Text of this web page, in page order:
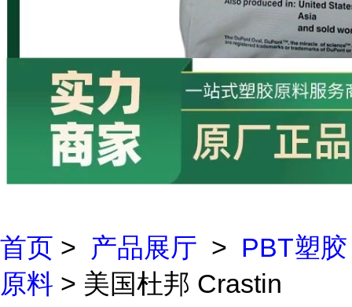
首页 > 产品展厅 > PBT塑胶
原料 > 美国杜邦 Crastin